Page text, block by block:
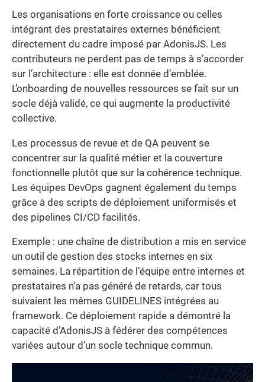
Les organisations en forte croissance ou celles
intégrant des prestataires externes bénéficient
directement du cadre imposé par AdonisJS. Les
contributeurs ne perdent pas de temps à s’accorder
sur l’architecture : elle est donnée d’emblée.
L’onboarding de nouvelles ressources se fait sur un
socle déjà validé, ce qui augmente la productivité
collective.
Les processus de revue et de QA peuvent se
concentrer sur la qualité métier et la couverture
fonctionnelle plutôt que sur la cohérence technique.
Les équipes DevOps gagnent également du temps
grâce à des scripts de déploiement uniformisés et
des pipelines CI/CD facilités.
Exemple : une chaîne de distribution a mis en service
un outil de gestion des stocks internes en six
semaines. La répartition de l’équipe entre internes et
prestataires n’a pas généré de retards, car tous
suivaient les mêmes GUIDELINES intégrées au
framework. Ce déploiement rapide a démontré la
capacité d’AdonisJS à fédérer des compétences
variées autour d’un socle technique commun.